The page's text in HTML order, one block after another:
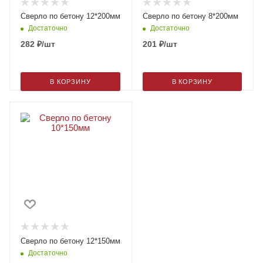
Сверло по бетону 12*200мм
Достаточно
282 ₽/шт
В КОРЗИНУ
Сверло по бетону 8*200мм
Достаточно
201₽/шт
В КОРЗИНУ
Сверло по бетону 12*150мм
Достаточно